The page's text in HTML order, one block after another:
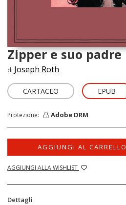
Zipper e suo padre
di Joseph Roth
CARTACEO EPUB
Protezione: Adobe DRM
AGGIUNGI AL CARRELLO
AGGIUNGI ALLA WISHLIST
Dettagli